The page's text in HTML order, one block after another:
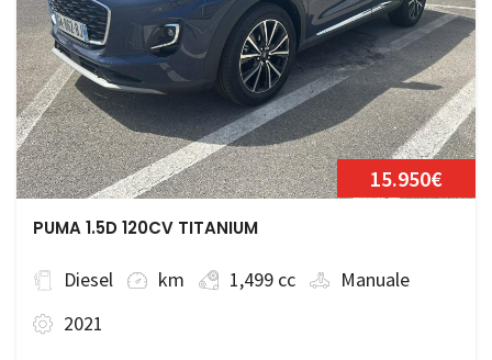
15.950€
PUMA 1.5D 120CV TITANIUM
Diesel km 1,499 cc
Manuale
2021